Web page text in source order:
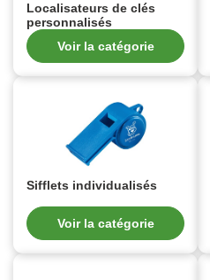
Localisateurs de clés
personnalisés
Voir la catégorie
Sifflets individualisés
Voir la catégorie